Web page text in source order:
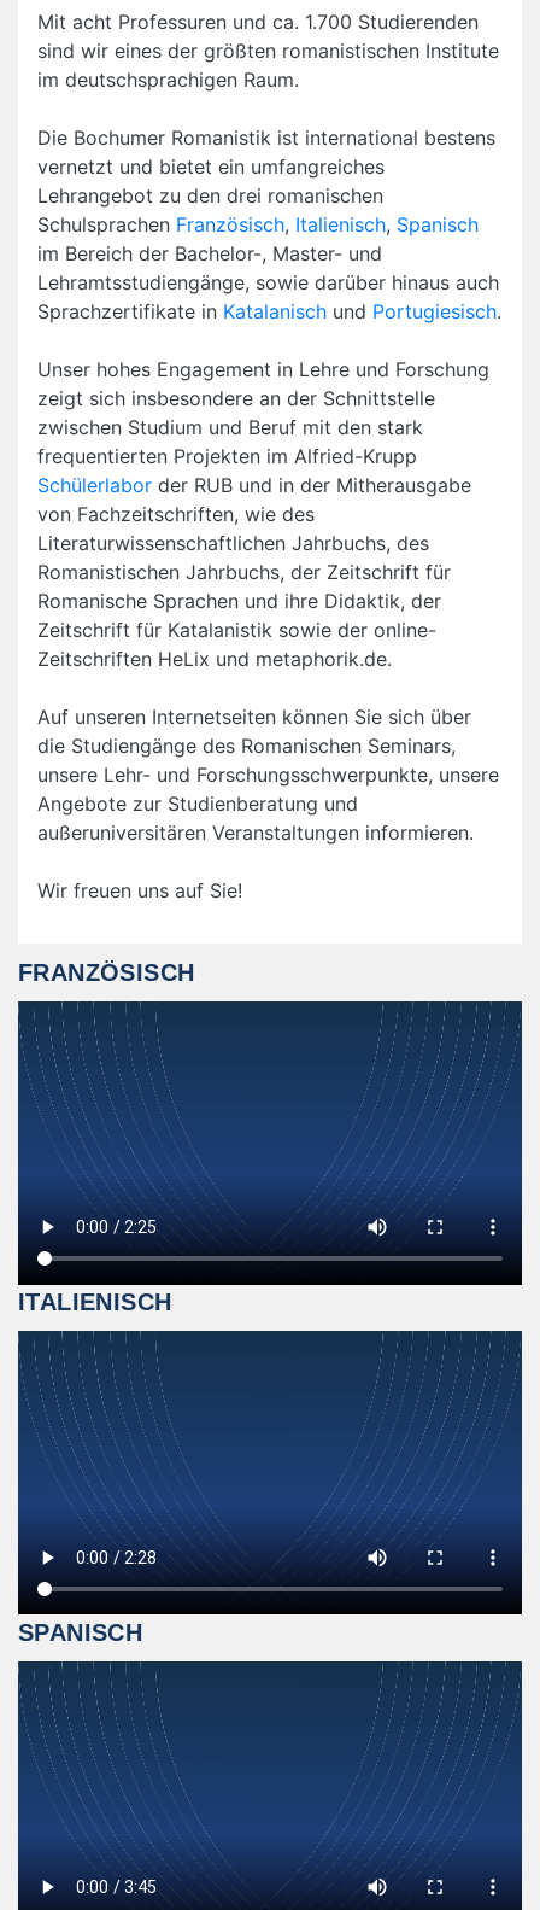
Mit acht Professuren und ca. 1.700 Studierenden
sind wir eines der größten romanistischen Institute
im deutschsprachigen Raum.
Die Bochumer Romanistik ist international bestens
vernetzt und bietet ein umfangreiches
Lehrangebot zu den drei romanischen
Schulsprachen Französisch, Italienisch, Spanisch
im Bereich der Bachelor-, Master- und
Lehramtsstudiengänge, sowie darüber hinaus auch
Sprachzertifikate in Katalanisch und Portugiesisch.
Unser hohes Engagement in Lehre und Forschung
zeigt sich insbesondere an der Schnittstelle
zwischen Studium und Beruf mit den stark
frequentierten Projekten im Alfried-Krupp
Schülerlabor der RUB und in der Mitherausgabe
von Fachzeitschriften, wie des
Literaturwissenschaftlichen Jahrbuchs, des
Romanistischen Jahrbuchs, der Zeitschrift für
Romanische Sprachen und ihre Didaktik, der
Zeitschrift für Katalanistik sowie der online-
Zeitschriften HeLix und metaphorik.de.
Auf unseren Internetseiten können Sie sich über
die Studiengänge des Romanischen Seminars,
unsere Lehr- und Forschungsschwerpunkte, unsere
Angebote zur Studienberatung und
außeruniversitären Veranstaltungen informieren.
Wir freuen uns auf Sie!
FRANZÖSISCH
ITALIENISCH
SPANISCH